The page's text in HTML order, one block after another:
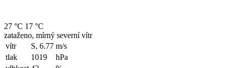
27 °C 17 °C
zataženo, mírný severní vítr
vítr
S, 6.77 m/s
tlak
1019
hPa